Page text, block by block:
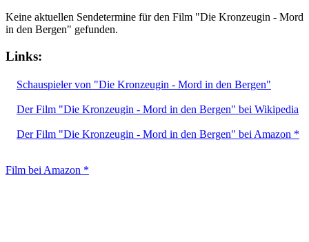
Keine aktuellen Sendetermine für den Film "Die Kronzeugin - Mord
in den Bergen" gefunden.
Links:
Schauspieler von "Die Kronzeugin - Mord in den Bergen"
Der Film "Die Kronzeugin - Mord in den Bergen" bei Wikipedia
Der Film "Die Kronzeugin - Mord in den Bergen" bei Amazon *
Film bei Amazon *